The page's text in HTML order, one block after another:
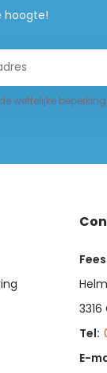
hoogte!
wettelijke
Tel:
E-